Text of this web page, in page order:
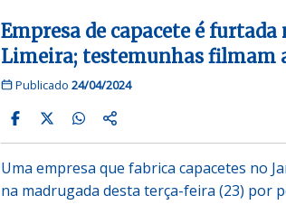
Empresa de capacete é furtada
Limeira; testemunhas filmam
Publicado 24/04/2024
Uma empresa que fabrica capacetes no
na madrugada desta terça-feira (23) por